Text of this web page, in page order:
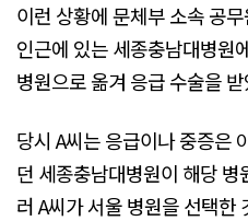
이런 상황에 문체부 소속 공
인근에 있는 세종충남대병원
병원으로 옮겨 응급 수술을
당시 A씨는 응급이나 중증은
던 세종충남대병원이 해당
러 A씨가 서울 병원을 선택한